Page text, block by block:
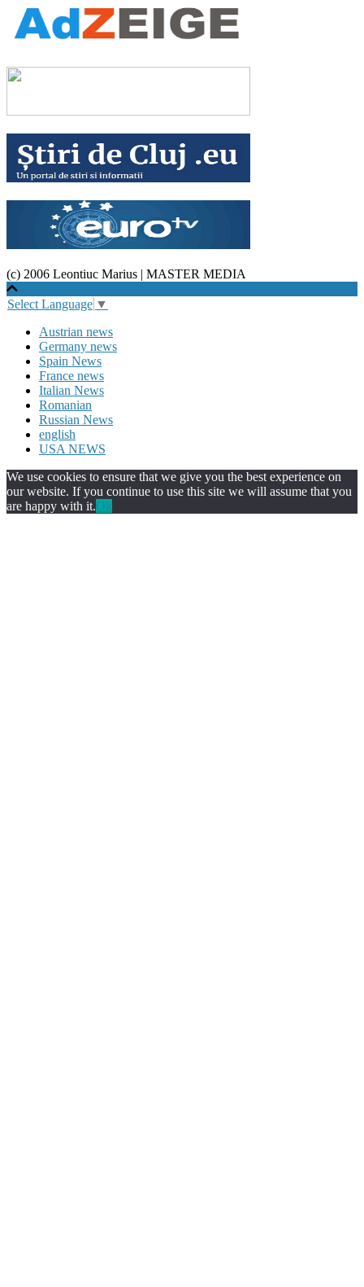
(c) 2006 Leontiuc Marius | MASTER MEDIA
Select Language ▼
Austrian news
Germany news
Spain News
France news
Italian News
Romanian
Russian News
english
USA NEWS
We use cookies to ensure that we give you the best experience on
our website. If you continue to use this site we will assume that you
are happy with it.Ok